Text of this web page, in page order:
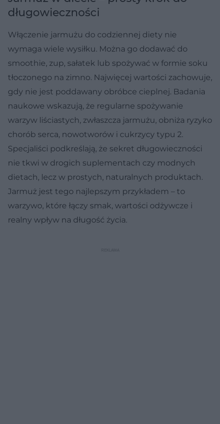
długowieczności
Włączenie jarmużu do codziennej diety nie
wymaga wiele wysiłku. Można go dodawać do
smoothie, zup, sałatek lub spożywać w formie soku
tłoczonego na zimno. Najwięcej wartości zachowuje,
gdy nie jest poddawany obróbce cieplnej. Badania
naukowe wskazują, że regularne spożywanie
warzyw liściastych, zwłaszcza jarmużu, obniża ryzyko
chorób serca, nowotworów i cukrzycy typu 2.
Specjaliści podkreślają, że sekret długowieczności
nie tkwi w drogich suplementach czy modnych
dietach, lecz w prostych, naturalnych produktach.
Jarmuż jest tego najlepszym przykładem – to
warzywo, które łączy smak, wartości odżywcze i
realny wpływ na długość życia.